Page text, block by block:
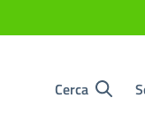
Cerca